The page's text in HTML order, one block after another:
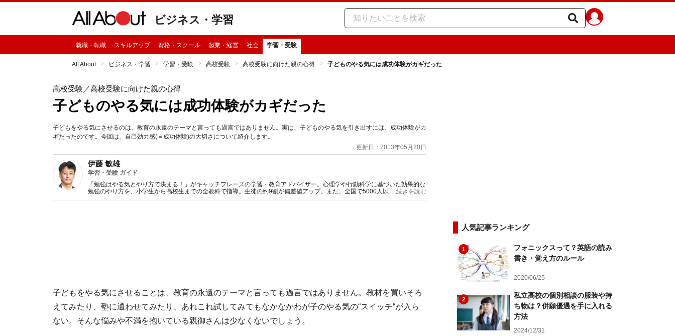
ビジネス・学習
就職・転職 スキルアップ 資格・スクール 起業・経営 社会 学習・受験
All About ビジネス・学習 学習・受験 高校受験 高校受験に向けた親の心得 子どものやる気には成功体験がカギだった
高校受験 ／高校受験に向けた親の心得
子どものやる気には成功体験がカギだった
子どもをやる気にさせるのは、教育の永遠のテーマと言っても過言ではありません。実は、子どものやる気を引き出すには、成功体験がカ
ギだったのです。今回は、自己効力感(＝成功体験)の大切さについて紹介します。
更新日：2013年05月20日
伊藤 敏雄
学習・受験 ガイド
「勉強はやる気とやり方で決まる！」がキャッチフレーズの学習・教育アドバイザー。心理学や行動科学に基づいた効果的な
勉強のやり方を、小学生から高校生までの全教科で指導。生徒の約9割が偏差値アップ。また、全国で5000人以上の高校生や
保護者に、学習メソッドやモチベーションアップ講座などの講演活動を行ってきた。
...続きを読む
子どもをやる気にさせることは、教育の永遠のテーマと言っても過言ではありません。教材を買いそろ
えてみたり、塾に通わせてみたり、あれこれ試してみてもなかなかわが子のやる気の“スイッチ“が入ら
ない。そんな悩みや不満を抱いている親御さんは少なくないでしょう。
人気記事ランキング
1
フォニックスって？英語の読み
書き・覚え方のルール
2020/06/25
2
私立高校の個別相談の服装や持
ち物は？併願優遇を手に入れる
方法
2024/12/31